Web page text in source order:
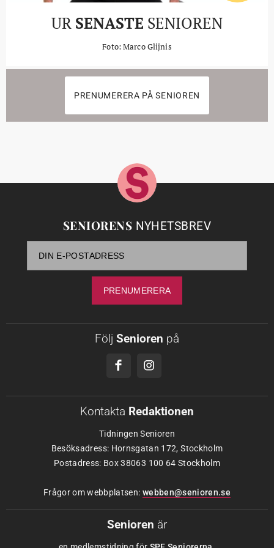
UR SENASTE SENIOREN
Foto: Marco Glijnis
PRENUMERERA PÅ SENIOREN
SENIORENS NYHETSBREV
Följ Senioren på
Kontakta Redaktionen
Tidningen Senioren
Besöksadress: Hornsgatan 172, Stockholm
Postadress: Box 38063 100 64 Stockholm
Frågor om webbplatsen: webben@senioren.se
Senioren är